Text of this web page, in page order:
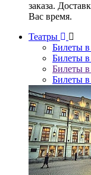
заказа.
Вас время.
Театры
Билеты
Билеты в
Билеты
Билеты в